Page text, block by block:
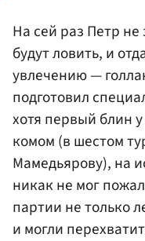
На сей раз Петр не
будут ловить, и
увлечению —
подготовил
хотя первый блин
комом (в шестом
Мамедьярову), на
никак не мог
партии не только
и могли